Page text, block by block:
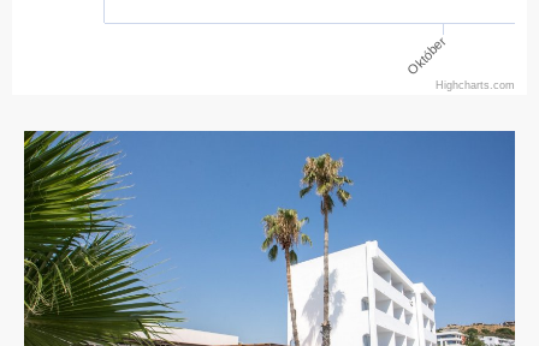
Október
Highcharts.com